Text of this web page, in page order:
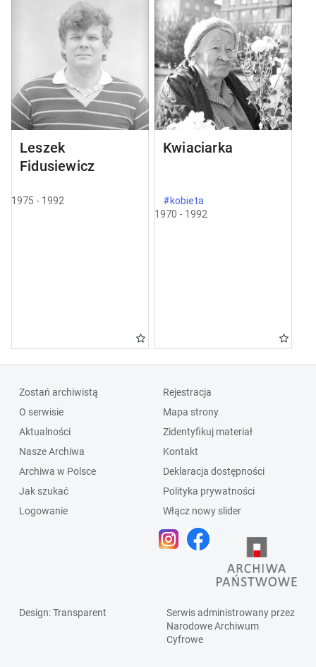
Leszek
Fidusiewicz
1975 - 1992
Kwiaciarka
#kobieta
1970 - 1992
Zostań archiwistą
O serwisie
Aktualności
Nasze Archiwa
Archiwa w Polsce
Jak szukać
Logowanie
Rejestracja
Mapa strony
Zidentyfikuj materiał
Kontakt
Deklaracja dostępności
Polityka prywatności
Włącz nowy slider
Design: Transparent
Serwis administrowany przez
Narodowe Archiwum
Cyfrowe